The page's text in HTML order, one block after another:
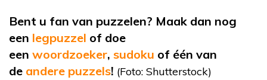
Bent u fan van puzzelen? Maak dan nog
een legpuzzel of doe
een woordzoeker, sudoku of één van
de andere puzzels! (Foto: Shutterstock)